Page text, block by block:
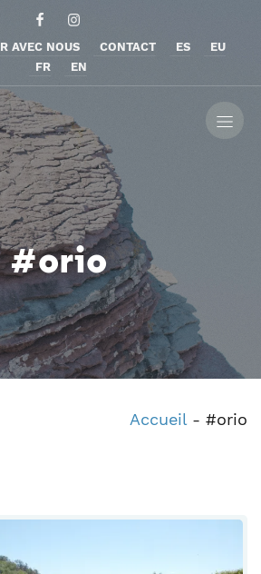
AVEC NOUS CONTACT ES
EU
FR
EN
#orio
Accueil - #orio